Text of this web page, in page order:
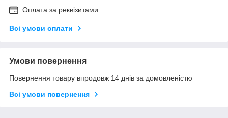
Оплата за реквізитами
Всі умови оплати
Умови повернення
Повернення товару впродовж 14 днів за домовленістю
Всі умови повернення